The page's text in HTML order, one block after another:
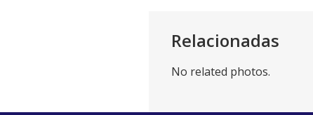
Relacionadas
No related photos.